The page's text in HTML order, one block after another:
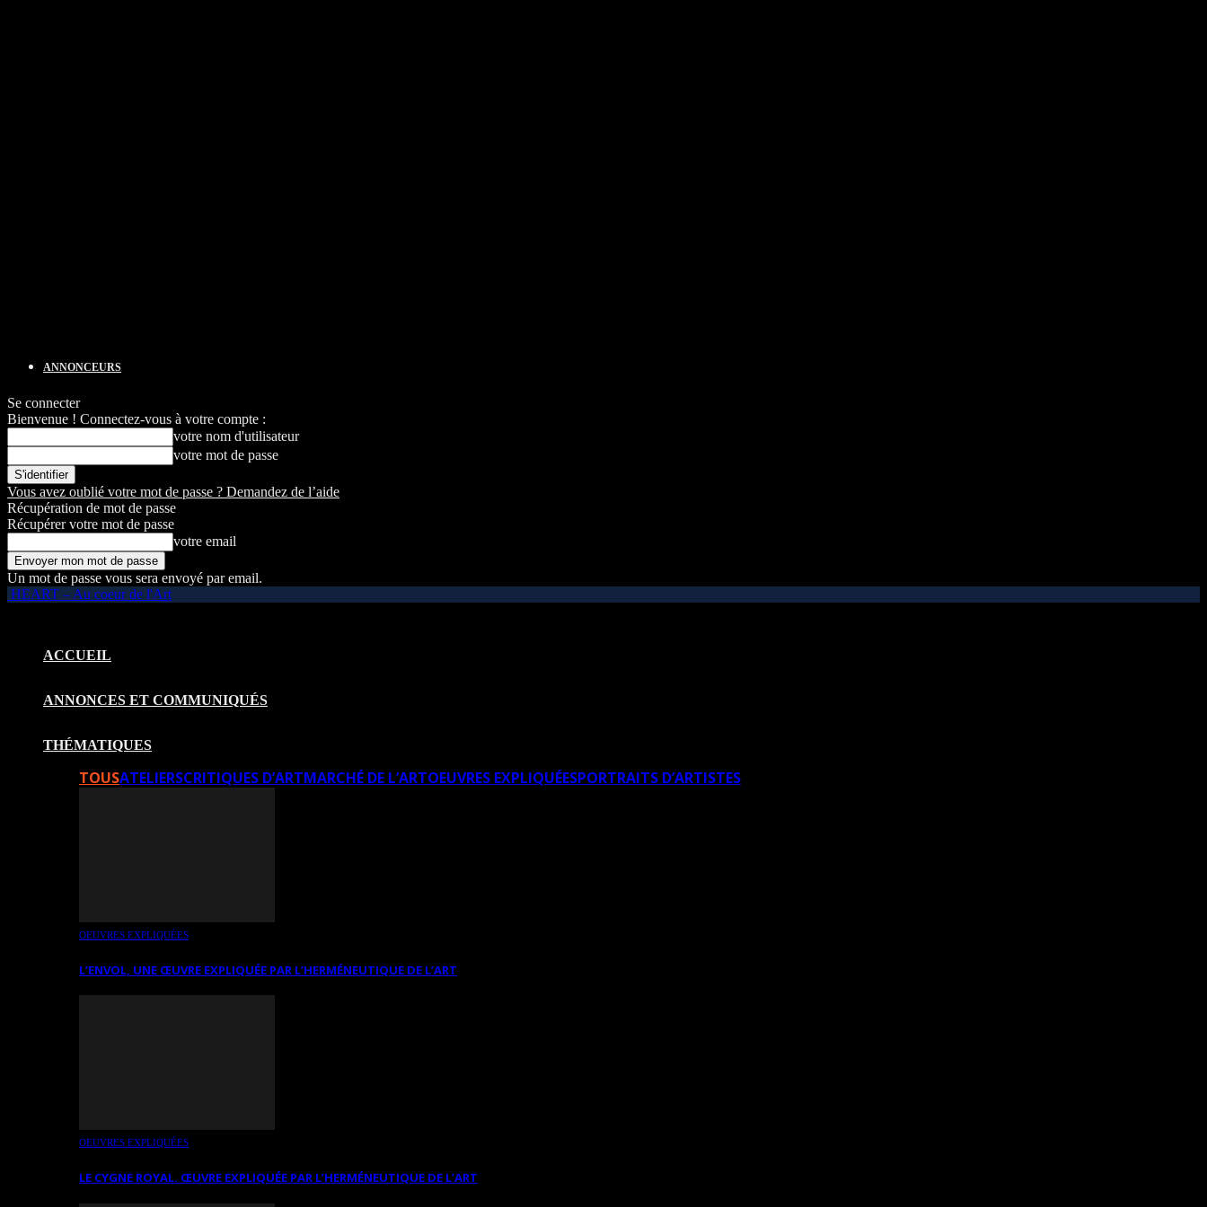
ANNONCEURS
Se connecter
Bienvenue ! Connectez-vous à votre compte :
votre nom d'utilisateur
votre mot de passe
Vous avez oublié votre mot de passe ? Demandez de l’aide
Récupération de mot de passe
Récupérer votre mot de passe
votre email
Un mot de passe vous sera envoyé par email.
HEART – Au coeur de l'Art
ACCUEIL
ANNONCES ET COMMUNIQUÉS
THÉMATIQUES
TOUSATELIERSCRITIQUES D’ARTMARCHÉ DE L’ARTOEUVRES EXPLIQUÉESPORTRAITS D’ARTISTES
OEUVRES EXPLIQUÉES
L’ENVOL, UNE ŒUVRE EXPLIQUÉE PAR L’HERMÉNEUTIQUE DE L’ART
OEUVRES EXPLIQUÉES
LE CYGNE ROYAL. ŒUVRE EXPLIQUÉE PAR L’HERMÉNEUTIQUE DE L’ART